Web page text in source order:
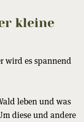
kleine
wird es spannend
leben und was
diese und andere